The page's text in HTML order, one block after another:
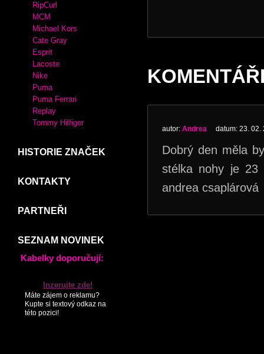
autor:Andrea datum: 23. 02.
Desigual
XTI
MIU MIU
KABELKY
Adidas
Luis Vuitton
Gucci
RipCurl
MCM
Michael Kors
Cate Gray
Lacoste
Puma Ferrari
Tommy Hilfiger
HISTORIE ZNAČEK
PARTNEŘI